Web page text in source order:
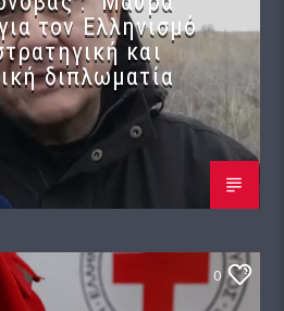
τον Ελληνισμό
και
διπλωματία
0